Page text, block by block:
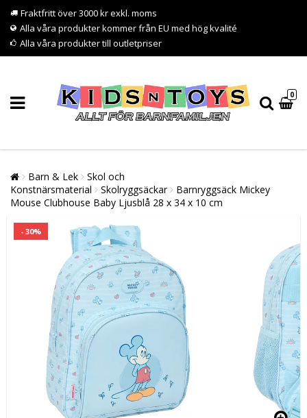
Fraktfritt över 3000 kr exkl. moms
Alla våra produkter kommer från EU med hög kvalité
Alla våra produkter till outletpriser
0
Barn & Lek
Skol och
Konstnärsmaterial
Skolryggsäckar
Barnryggsäck Mickey
Mouse Clubhouse Baby Ljusblå 28 x 34 x 10 cm
- 30%